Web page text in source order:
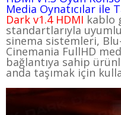
Media Oynatıcılar ile
Dark v1.4 HDMI kablo
standartlarıyla
sinema sistemleri,
Cinemania FullHD
bağlantıya sahip
anda taşımak için